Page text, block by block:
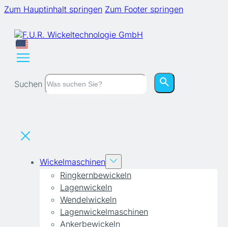
Zum Hauptinhalt springen Zum Footer springen
Suchen
Wickelmaschinen
Ringkernbewickeln
Lagenwickeln
Wendelwickeln
Lagenwickelmaschinen
Ankerbewickeln